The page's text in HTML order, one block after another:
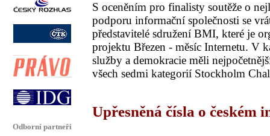
Odborní partneři
S oceněním pro finalisty soutěže o
podporu informační společnosti se
představitelé sdružení BMI, které je
projektu Březen - měsíc Internetu. V
služby a demokracie měli
všech sedmi kategorií Stockholm
Upřesněná čísla o českém